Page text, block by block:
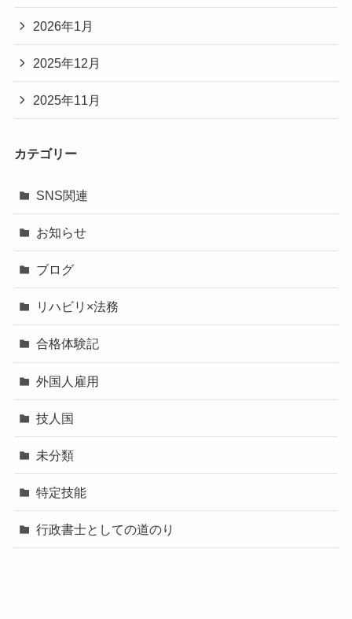
2026年1月
2025年12月
2025年11月
カテゴリー
SNS関連
お知らせ
ブログ
リハビリ×法務
合格体験記
外国人雇用
技人国
未分類
特定技能
行政書士としての道のり